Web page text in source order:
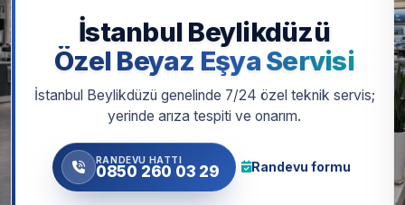
İstanbul Beylikdüzü
Özel Beyaz Eşya Servisi
İstanbul Beylikdüzü genelinde 7/24 özel teknik servis;
yerinde arıza tespiti ve onarım.
RANDEVU HATTI
0850 260 03 29 Randevu formu